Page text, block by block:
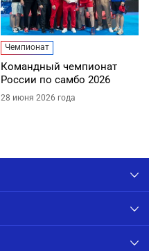
Чемпионат
Командный чемпионат
России по самбо 2026
28 июня 2026 года